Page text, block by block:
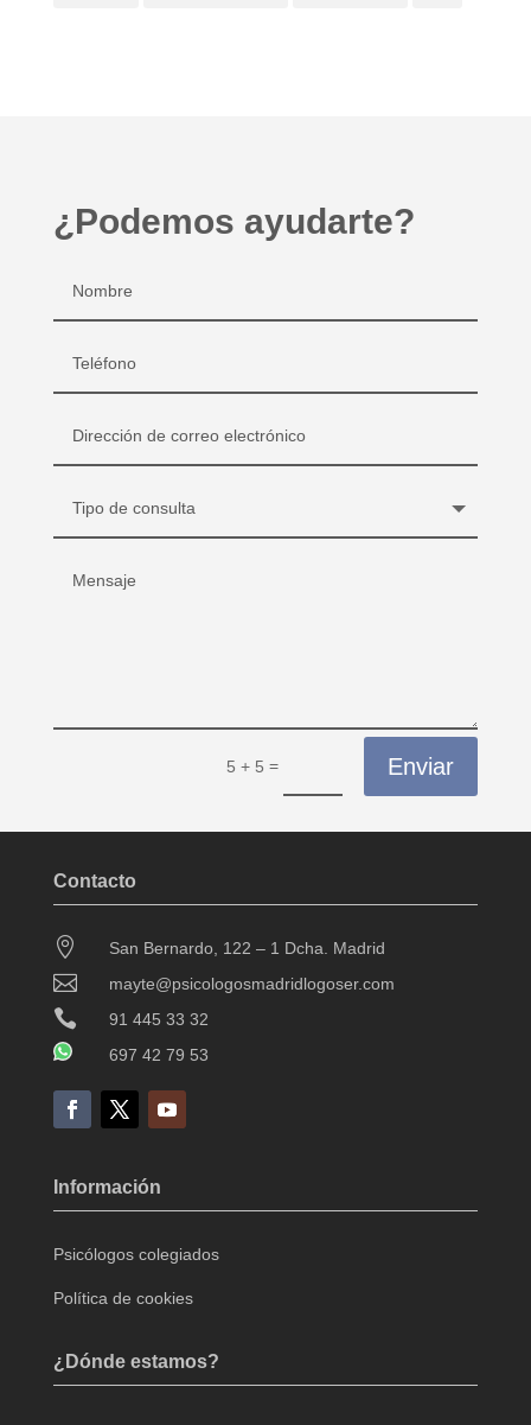
¿Podemos ayudarte?
5 + 5 = Enviar
Contacto
 San Bernardo, 122 – 1 Dcha. Madrid
 mayte@psicologosmadridlogoser.com

91 445 33 32
697 42 79 53
Información
Psicólogos colegiados
Política de cookies
¿Dónde estamos?